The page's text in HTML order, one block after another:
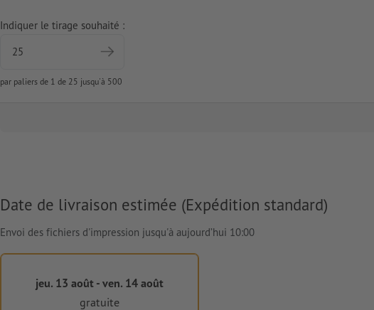
Indiquer le tirage souhaité :
par paliers de 1 de 25 jusqu'à 500
Date de livraison estimée (Expédition standard)
Envoi des fichiers d'impression jusqu'à aujourd’hui 10:00
jeu. 13 août - ven. 14 août
gratuite